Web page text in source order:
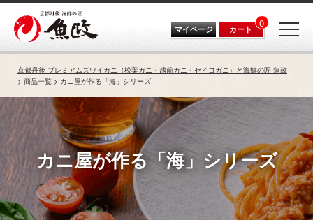
マイページ カート 0
京都丹後 プレミアムズワイガニ（松葉ガニ・越前ガニ・セイコガニ）と海鮮の匠 魚政
商品一覧
カニ屋が作る「海」シリーズ
カニ屋が作る「海」シリーズ